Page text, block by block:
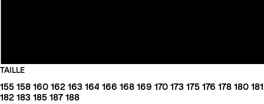
TAILLE
155 158 160 162 163 164 166 168 169 170 173 175 176 178 180 181
182 183 185 187 188